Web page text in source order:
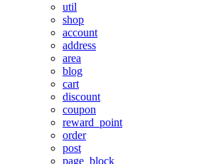
util
shop
account
address
area
blog
cart
discount
coupon
reward_point
order
post
page_block